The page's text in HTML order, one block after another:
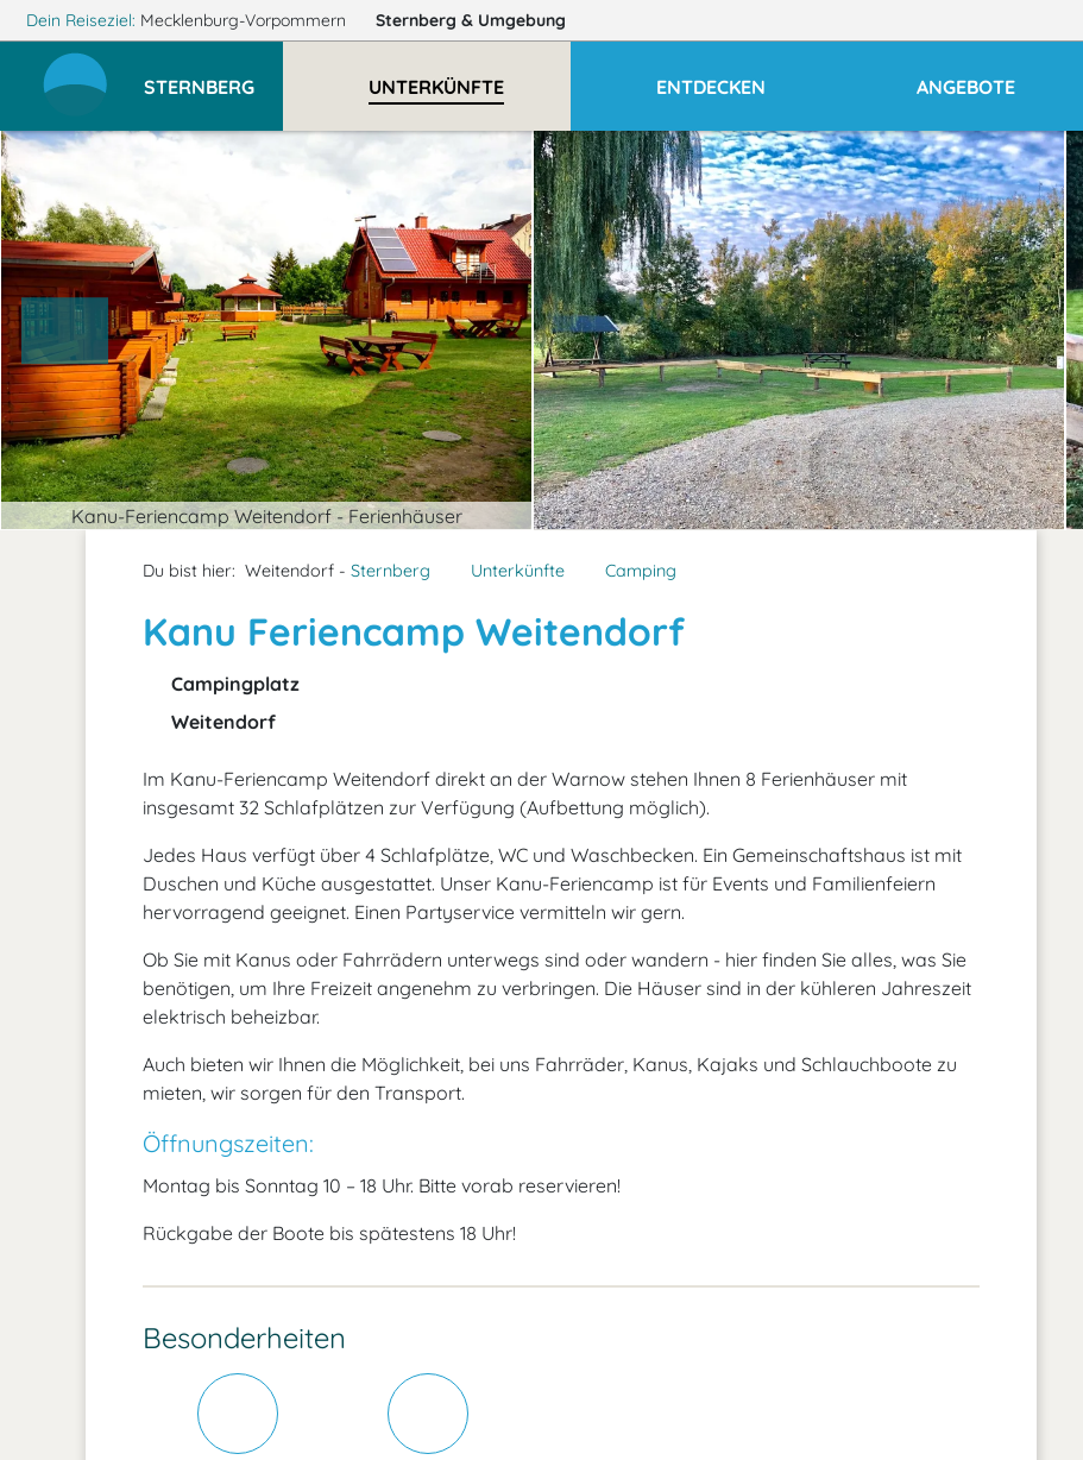
Dein Reiseziel: Mecklenburg-Vorpommern Sternberg & Umgebung
STERNBERG UNTERKÜNFTE ENTDECKEN ANGEBOTE
Kanu-Feriencamp Weitendorf - Ferienhäuser
Du bist hier: Weitendorf - Sternberg Unterkünfte Camping
Kanu Feriencamp Weitendorf
Campingplatz
Weitendorf
Im Kanu-Feriencamp Weitendorf direkt an der Warnow stehen Ihnen 8 Ferienhäuser mit
insgesamt 32 Schlafplätzen zur Verfügung (Aufbettung möglich).
Jedes Haus verfügt über 4 Schlafplätze, WC und Waschbecken. Ein Gemeinschaftshaus ist mit
Duschen und Küche ausgestattet. Unser Kanu-Feriencamp ist für Events und Familienfeiern
hervorragend geeignet. Einen Partyservice vermitteln wir gern.
Ob Sie mit Kanus oder Fahrrädern unterwegs sind oder wandern - hier finden Sie alles, was Sie
benötigen, um Ihre Freizeit angenehm zu verbringen. Die Häuser sind in der kühleren Jahreszeit
elektrisch beheizbar.
Auch bieten wir Ihnen die Möglichkeit, bei uns Fahrräder, Kanus, Kajaks und Schlauchboote zu
mieten, wir sorgen für den Transport.
Öffnungszeiten:
Montag bis Sonntag 10 – 18 Uhr. Bitte vorab reservieren!
Rückgabe der Boote bis spätestens 18 Uhr!
Besonderheiten